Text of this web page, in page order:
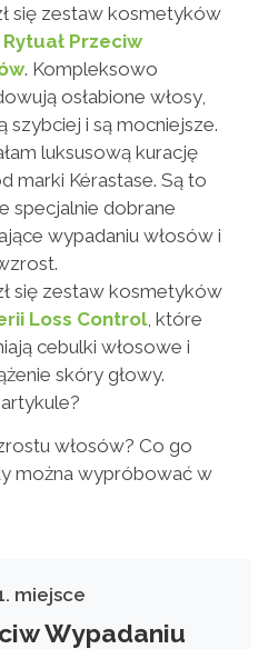
się zestaw kosmetyków
Rytuał Przeciw
. Kompleksowo
osłabione włosy,
szybciej i są mocniejsze.
luksusową kurację
marki Kérastase. Są to
specjalnie dobrane
wypadaniu włosów i
się zestaw kosmetyków
Loss Control, które
cebulki włosowe i
skóry głowy.
włosów? Co go
można wypróbować w
miejsce
Wypadaniu